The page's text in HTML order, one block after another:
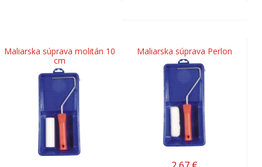
Maliarska súprava molitán 10
cm
Maliarska súprava Perlon